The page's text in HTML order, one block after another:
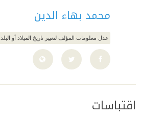
محمد بهاء الدين
عدل معلومات المؤلف لتغيير تاريخ الميلاد أو البلد
اقتباسات